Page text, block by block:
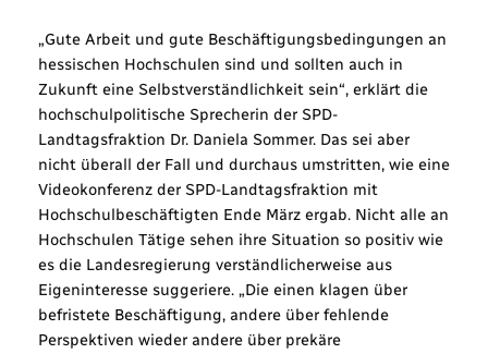
„Gute Arbeit und gute Beschäftigungsbedingungen an
hessischen Hochschulen sind und sollten auch in
Zukunft eine Selbstverständlichkeit sein“, erklärt die
hochschulpolitische Sprecherin der SPD-
Landtagsfraktion Dr. Daniela Sommer. Das sei aber
nicht überall der Fall und durchaus umstritten, wie eine
Videokonferenz der SPD-Landtagsfraktion mit
Hochschulbeschäftigten Ende März ergab. Nicht alle an
Hochschulen Tätige sehen ihre Situation so positiv wie
es die Landesregierung verständlicherweise aus
Eigeninteresse suggeriere. „Die einen klagen über
befristete Beschäftigung, andere über fehlende
Perspektiven wieder andere über prekäre